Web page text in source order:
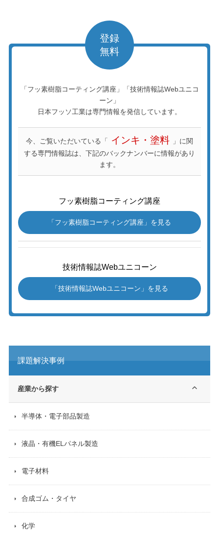
登録
無料
「フッ素樹脂コーティング講座」「技術情報誌Webユニコ
ーン」
日本フッソ工業は専門情報を発信しています。
今、ご覧いただいている「 インキ・塗料
」に関
する専門情報誌は、下記のバックナンバーに情報があり
ます。
フッ素樹脂コーティング講座
「フッ素樹脂コーティング講座」を見る
技術情報誌Webユニコーン
「技術情報誌Webユニコーン」を見る
課題解決事例
産業から探す
半導体・電子部品製造
液晶・有機ELパネル製造
電子材料
合成ゴム・タイヤ
化学